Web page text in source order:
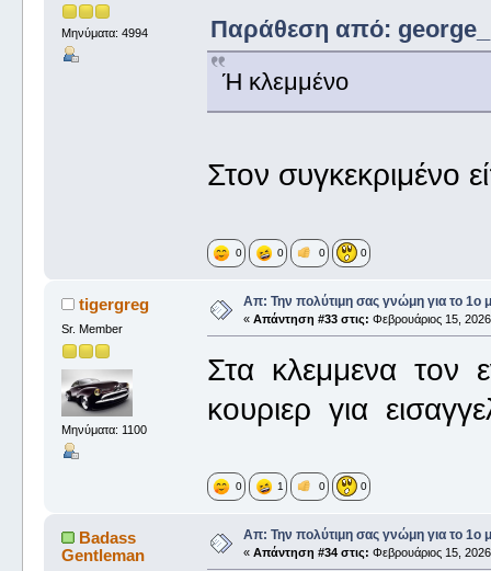
Μηνύματα: 4994
Παράθεση από: george_
Ή κλεμμένο
Στον συγκεκριμένο
0 0 0 0
tigergreg
Sr. Member
Μηνύματα: 1100
Απ: Την πολύτιμη σας γνώμη για το 1ο
« Απάντηση #33 στις: Φεβρουάριος 15,
Στα κλεμμενα τον
κουριερ για
0 1 0 0
Badass
Gentleman
Απ: Την πολύτιμη σας γνώμη για το 1ο
« Απάντηση #34 στις: Φεβρουάριος 15,